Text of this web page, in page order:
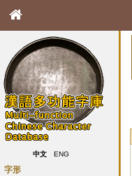
中文 ENG
字形